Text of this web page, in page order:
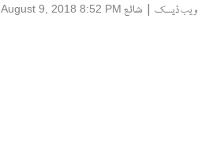
ویب ڈیسک | شائع August 9, 2018 8:52 PM